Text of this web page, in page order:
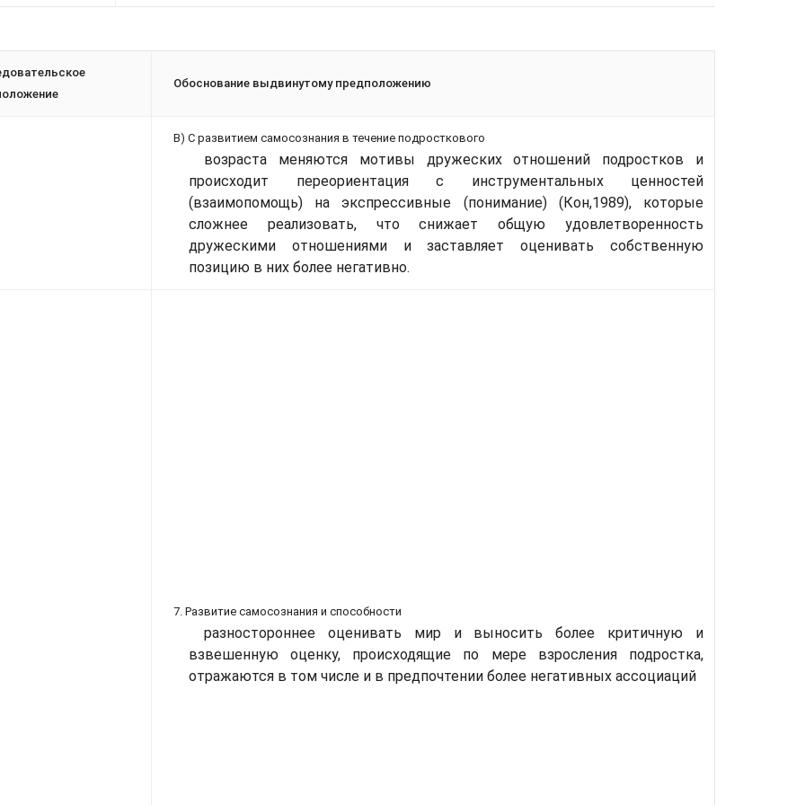
Обоснование выдвинутому предположению
В) С развитием самосознания в течение подросткового
возраста меняются мотивы дружеских отношений подростков и
происходит переориентация с инструментальных ценностей
(взаимопомощь) на экспрессивные (понимание) (Кон,1989), которые
сложнее реализовать, что снижает общую удовлетворенность
дружескими отношениями и заставляет оценивать собственную
позицию в них более негативно.
7. Развитие самосознания и способности
разностороннее оценивать мир и выносить более критичную и
взвешенную оценку, происходящие по мере взросления подростка,
отражаются в том числе и в предпочтении более негативных ассоциаций